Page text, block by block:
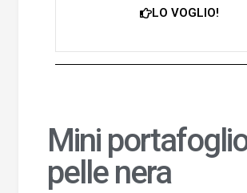
LO VOGLIO!
Mini
pelle nera